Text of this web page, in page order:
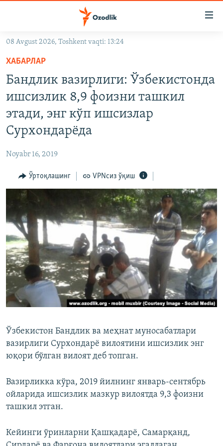
Асосий
навигацияга
ўтинг
Қидиришга
ўтинг
OZODARXIV
На русском
Озодлик бошқа тилларда
08 Avgust 2026, Toshkent vaqti: 13:24
ХАБАРЛАР
Бандлик вазирлиги: Ўзбекистонда
ишсизлик 8,9 фоизни ташкил
этади, энг кўп ишсизлар
Сурхондарёда
Noyabr 16, 2019
Ўртоқлашинг VPNсиз ўқиш
Ўзбекистон Бандлик ва меҳнат муносабатлари
вазирлиги Сурхондарё вилоятини ишсизлик энг
юқори бўлган вилоят деб топган.
Вазирликка кўра, 2019 йилнинг январь-сентябрь
ойларида ишсизлик мазкур вилоятда 9,3 фоизни
ташкил этган.
Кейинги ўринларни Қашқадарё, Самарқанд,